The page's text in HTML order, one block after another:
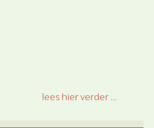
lees hier verder ...